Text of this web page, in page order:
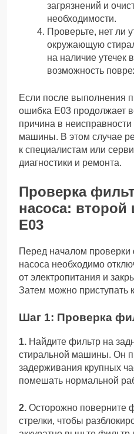
загрязнений и
необходимости.
Проверьте, нет ли
окружающую
на наличие утечек
возможность
Если после выполнения
ошибка Е03 продолжает
причина в
машины. В этом случае
к специалистам или
диагностики и ремонта.
Проверка
насоса:
Е03
Перед началом проверки
насоса необходимо
от электропитания и
Затем можно
Шаг 1: Проверка
1. Найдите фильтр на
стиральной машины. Он
задерживания крупных
помешать нормальной
2. Осторожно поверните
стрелки, чтобы